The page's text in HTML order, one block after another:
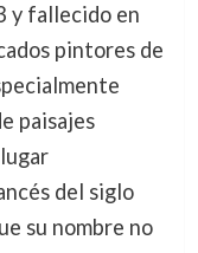
y fallecido en
pintores de
paisajes
del siglo
su nombre no